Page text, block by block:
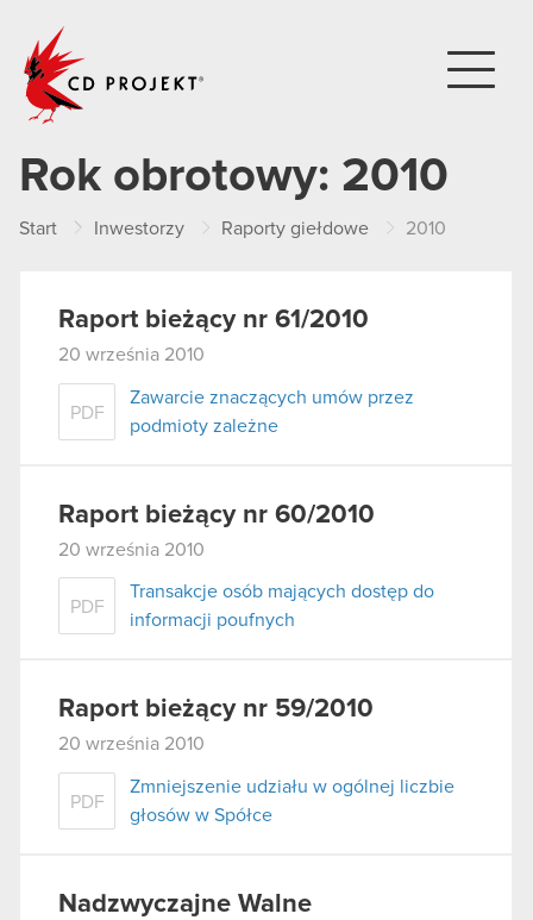
Rok obrotowy: 2010
Start Inwestorzy Raporty giełdowe 2010
Raport bieżący nr 61/2010
20 września 2010
PDF
Zawarcie znaczących umów przez
podmioty zależne
Raport bieżący nr 60/2010
20 września 2010
PDF
Transakcje osób mających dostęp do
informacji poufnych
Raport bieżący nr 59/2010
20 września 2010
PDF
Zmniejszenie udziału w ogólnej liczbie
głosów w Spółce
Nadzwyczajne Walne